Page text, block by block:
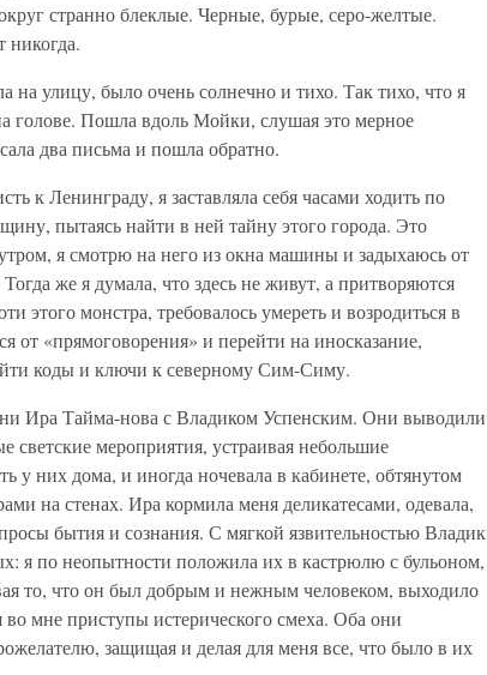
странно блеклые. Черные, бурые, серо-желтые.
никогда.
на улицу, было очень солнечно и тихо. Так тихо, что я
голове. Пошла вдоль Мойки, слушая это мерное
два письма и пошла обратно.
к Ленинграду, я заставляла себя часами ходить по
пытаясь найти в ней тайну этого города. Это
я смотрю на него из окна машины и задыхаюсь от
же я думала, что здесь не живут, а притворяются
этого монстра, требовалось умереть и возродиться в
от «прямоговорения» и перейти на иносказание,
коды и ключи к северному Сим-Симу.
Ира Тайма-нова с Владиком Успенским. Они выводили
светские мероприятия, устраивая небольшие
у них дома, и иногда ночевала в кабинете, обтянутом
на стенах. Ира кормила меня деликатесами, одевала,
бытия и сознания. С мягкой язвительностью Владик
я по неопытности положила их в кастрюлю с бульоном,
то, что он был добрым и нежным человеком, выходило
мне приступы истерического смеха. Оба они
защищая и делая для меня все, что было в их